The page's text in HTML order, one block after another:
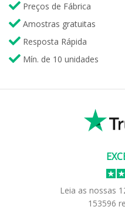
Preços de Fábrica
Amostras gratuitas
Resposta Rápida
Mín. de 10 unidades
Leia as nossas
153596